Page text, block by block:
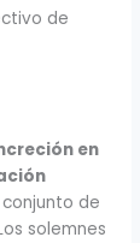
de
en
conjunto de
solemnes